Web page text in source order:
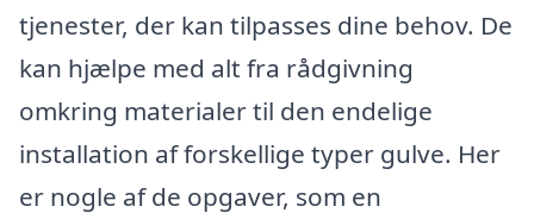
tjenester, der kan tilpasses dine behov. De
kan hjælpe med alt fra rådgivning
omkring materialer til den endelige
installation af forskellige typer gulve. Her
er nogle af de opgaver, som en